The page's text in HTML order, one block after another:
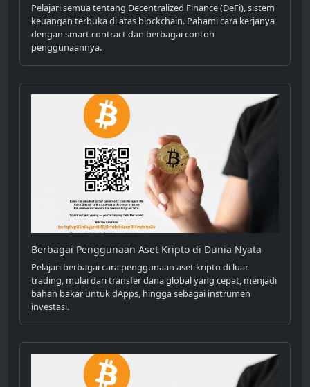
Pelajari semua tentang Decentralized Finance (DeFi), sistem
keuangan terbuka di atas blockchain. Pahami cara kerjanya
dengan smart contract dan berbagai contoh
penggunaannya.
Berbagai Penggunaan Aset Kripto di Dunia Nyata
Pelajari berbagai cara penggunaan aset kripto di luar
trading, mulai dari transfer dana global yang cepat, menjadi
bahan bakar untuk dApps, hingga sebagai instrumen
investasi.